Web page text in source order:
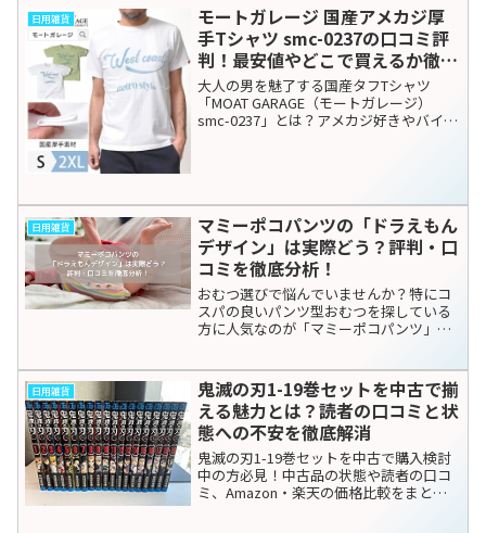
日用雑貨
モートガレージ 国産アメカジ厚
手Tシャツ smc-0237の口コミ評
判！最安値やどこで買えるか徹底
調査
大人の男を魅了する国産タフTシャツ
「MOAT GARAGE（モートガレージ）
smc-0237」とは？アメカジ好きやバイカ
日用雑貨
マミーポコパンツの「ドラえもん
デザイン」は実際どう？評判・口
コミを徹底分析！
おむつ選びで悩んでいませんか？特にコ
スパの良いパンツ型おむつを探している
方に人気なのが「マミーポコパンツ」。
と話題です。ただ、「本当に漏れにくい
の？」「おむつかぶれは大...
日用雑貨
鬼滅の刃1-19巻セットを中古で揃
える魅力とは？読者の口コミと状
態への不安を徹底解消
鬼滅の刃1-19巻セットを中古で購入検討
中の方必見！中古品の状態や読者の口コ
ミ、Amazon・楽天の価格比較をまとめ